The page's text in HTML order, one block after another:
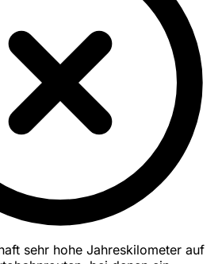
sehr hohe Jahreskilometer auf